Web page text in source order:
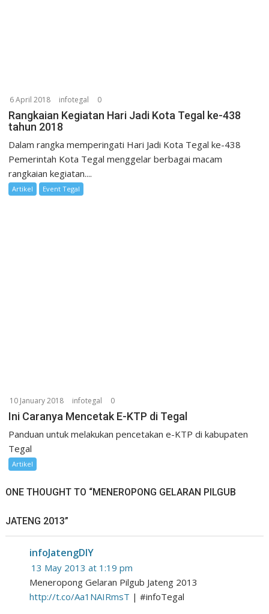
6 April 2018 infotegal 0
Rangkaian Kegiatan Hari Jadi Kota Tegal ke-438
tahun 2018
Dalam rangka memperingati Hari Jadi Kota Tegal ke-438
Pemerintah Kota Tegal menggelar berbagai macam
rangkaian kegiatan....
Artikel Event Tegal
10 January 2018 infotegal 0
Ini Caranya Mencetak E-KTP di Tegal
Panduan untuk melakukan pencetakan e-KTP di kabupaten
Tegal
Artikel
ONE THOUGHT TO “MENEROPONG GELARAN PILGUB
JATENG 2013”
infoJatengDIY
13 May 2013 at 1:19 pm
Meneropong Gelaran Pilgub Jateng 2013
http://t.co/Aa1NAIRmsT | #infoTegal